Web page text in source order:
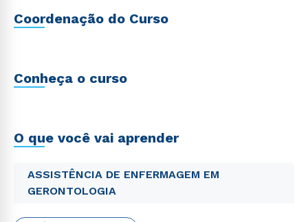
Coordenação do Curso
Conheça o curso
O que você vai aprender
ASSISTÊNCIA DE ENFERMAGEM EM
GERONTOLOGIA